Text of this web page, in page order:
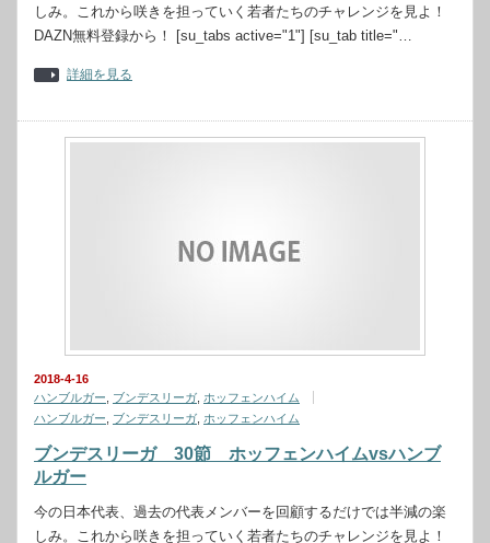
しみ。これから咲きを担っていく若者たちのチャレンジを見よ！
DAZN無料登録から！ [su_tabs active="1"] [su_tab title="…
詳細を見る
2018-4-16
ハンブルガー
ブンデスリーガ ホッフェンハイム
ハンブルガー
ブンデスリーガ ホッフェンハイム
ブンデスリーガ 30節 ホッフェンハイムvsハンブ
ルガー
今の日本代表、過去の代表メンバーを回顧するだけでは半減の楽
しみ。これから咲きを担っていく若者たちのチャレンジを見よ！